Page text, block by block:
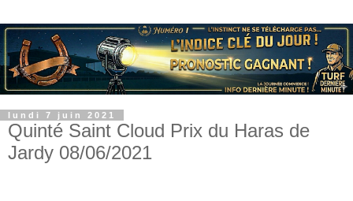
lundi 7 juin 2021
Quinté Saint Cloud Prix du Haras de
Jardy 08/06/2021